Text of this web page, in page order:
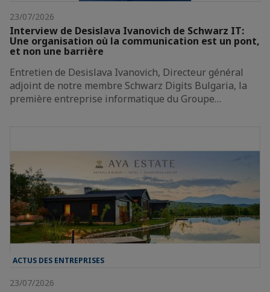
23/07/2026
Interview de Desislava Ivanovich de Schwarz IT:
Une organisation où la communication est un pont,
et non une barrière
Entretien de Desislava Ivanovich, Directeur général
adjoint de notre membre Schwarz Digits Bulgaria, la
première entreprise informatique du Groupe…
ACTUS DES ENTREPRISES
23/07/2026